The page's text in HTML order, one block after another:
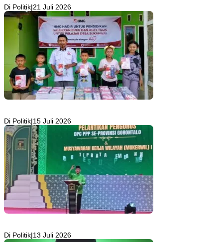
Di Politik|21 Juli 2026
Di Politik|15 Juli 2026
Di Politik|13 Juli 2026